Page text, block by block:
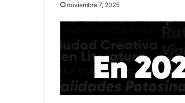
noviembre 7, 2025